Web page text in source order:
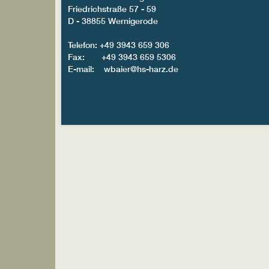
Friedrichstraße 57 - 59
D - 38855 Wernigerode
Telefon: +49 3943 659 306
Fax: +49 3943 659 5306
E-mail: wbaier@hs-harz.de